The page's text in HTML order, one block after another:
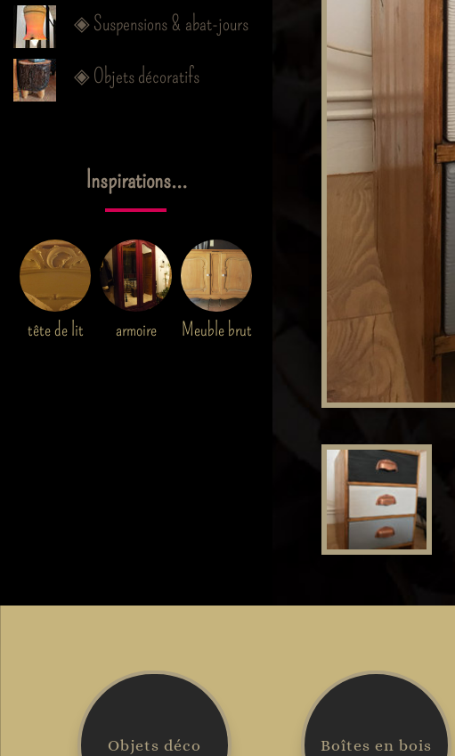
◈ Suspensions & abat-jours
◈ Objets décoratifs
Inspirations…
tête de lit armoire Meuble brut
Objets déco Boîtes en bois